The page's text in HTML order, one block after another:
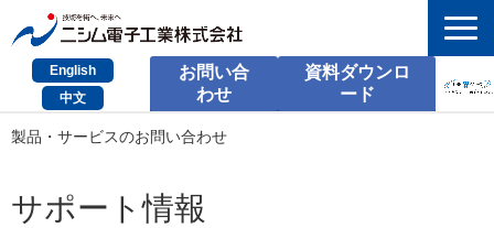
English
中文
お問い合
わせ
資料ダウンロ
ード
HOME
製品・サービスのお問い合わせ
サポート情報